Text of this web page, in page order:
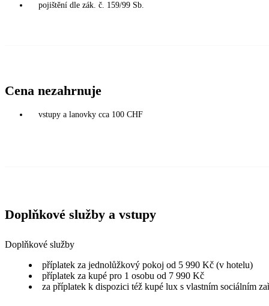
pojištění dle zák. č. 159/99 Sb.
Cena nezahrnuje
vstupy a lanovky cca 100 CHF
Doplňkové služby a vstupy
Doplňkové služby
příplatek za jednolůžkový pokoj od 5 990 Kč (v hotelu)
příplatek za kupé pro 1 osobu od 7 990 Kč
za příplatek k dispozici též kupé lux s vlastním sociálním